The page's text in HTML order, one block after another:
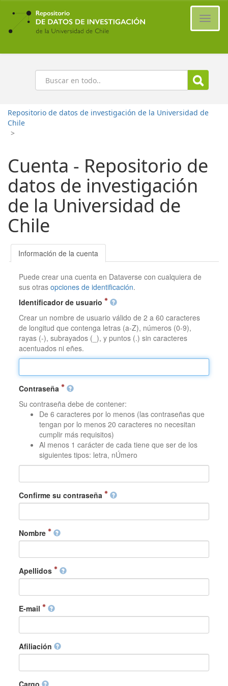
Ir
contenido
principal
Buscar
Repositorio de datos de investigación de la Universidad de
Chile
>
Cuenta - Repositorio de
datos de investigación
de la Universidad de
Chile
Información de la cuenta
Puede crear una cuenta en Dataverse con cualquiera de
sus otrasopciones de identificación.
Identificador de usuario
Crear un nombre de usuario válido de 2 a 60 caracteres
de longitud que contenga letras (a-Z), números (0-9),
rayas (-), subrayados (_), y puntos (.) sin caracteres
acentuados ni eñes.
Contraseña
Su contraseña debe de contener:
De 6 caracteres por lo menos (las contraseñas que
tengan por lo menos 20 caracteres no necesitan
cumplir más requisitos)
Al menos 1 carácter de cada tiene que ser de los
siguientes tipos: letra, nÚmero
Confirme su contraseña
Nombre
Apellidos
E-mail
Afiliación
Cargo